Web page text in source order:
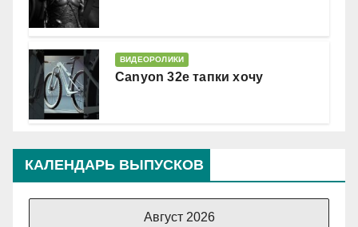
ВИДЕОРОЛИКИ
Canyon 32e тапки хочу
КАЛЕНДАРЬ ВЫПУСКОВ
Август 2026